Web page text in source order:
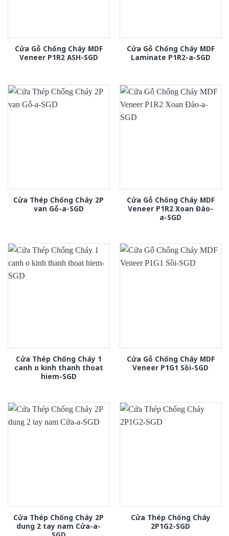
Cửa Gỗ Chống Cháy MDF
Veneer P1R2 ASH-SGD
Cửa Gỗ Chống Cháy MDF
Laminate P1R2-a-SGD
Cửa Thép Chống Cháy 2P
van Gỗ-a-SGD
Cửa Gỗ Chống Cháy MDF
Veneer P1R2 Xoan Đào-
a-SGD
Cửa Thép Chống Cháy 1
canh o kinh thanh thoat
hiem-SGD
Cửa Gỗ Chống Cháy MDF
Veneer P1G1 Sồi-SGD
Cửa Thép Chống Cháy 2P
dung 2 tay nam Cửa-a-
Cửa Thép Chống Cháy
2P1G2-SGD